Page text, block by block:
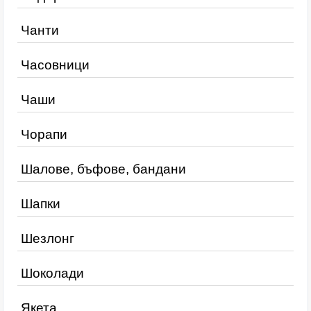
Чанти
Часовници
Чаши
Чорапи
Шалове, бъфове, бандани
Шапки
Шезлонг
Шоколади
Якета